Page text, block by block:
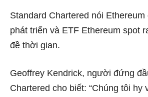
Standard Chartered nói Ethereum
phát triển và ETF Ethereum spot
đề thời gian.
Geoffrey Kendrick, người đứng
Chartered cho biết: “Chúng tôi hy